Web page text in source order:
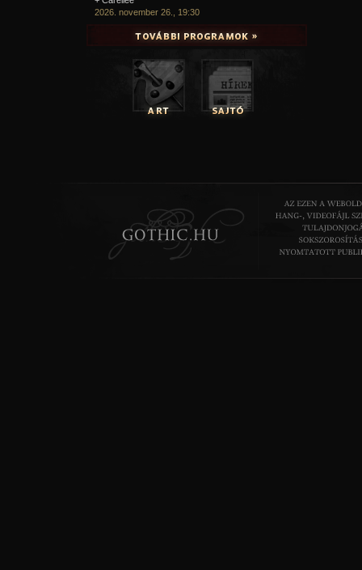
2026. november 26., 19:30